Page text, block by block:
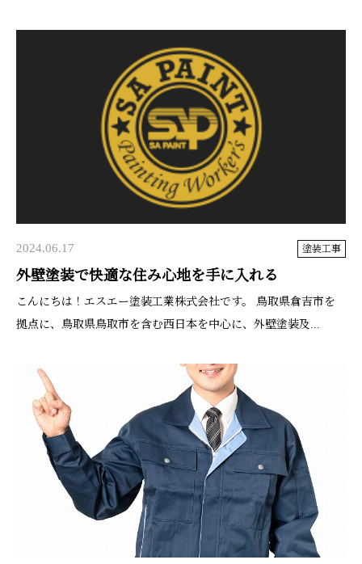
2024.06.17 塗装工事
外壁塗装で快適な住み心地を手に入れる
こんにちは！エスエー塗装工業株式会社です。 鳥取県倉吉市を
拠点に、鳥取県鳥取市を含む西日本を中心に、外壁塗装及...